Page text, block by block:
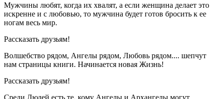
Мужчины любят, когда их хвалят, а если женщина делает это
искренне и с любовью, то мужчина будет готов бросить к ее
ногам весь мир.
Рассказать друзьям!
Волшебство рядом, Ангелы рядом, Любовь рядом.... шепчут
нам страницы книги. Начинается новая Жизнь!
Рассказать друзьям!
Среди Людей есть те, кому Ангелы и Архангелы могут